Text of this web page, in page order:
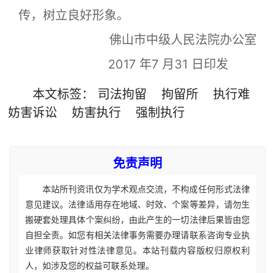
传，树立良好形象。
佛山市中级人民法院办公室
2017 年7 月31 日印发
本文标签： 司法拘留 拘留所
执行难
妨害诉讼
妨害执行 强制执行
免责声明
本站所刊资讯仅为学术观点交流，不构成任何形式法律
意见建议。法律适用存在地域、时效、个案等差异，请勿生
搬硬套处理具体个案纠纷，由此产生的一切法律后果皆由您
自担全责。如您有相关法律事务需要办理请联系咨询专业执
业律师获取针对性法律意见。本站刊载内容版权归原权利
人，如涉及您的权益可联系处理。